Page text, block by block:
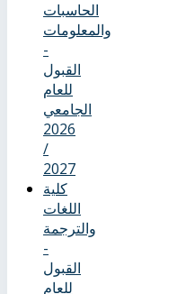
الحاسبات
والمعلومات
-
القبول
للعام
الجامعي
2026
/
2027
كلية
اللغات
والترجمة
-
القبول
للعام